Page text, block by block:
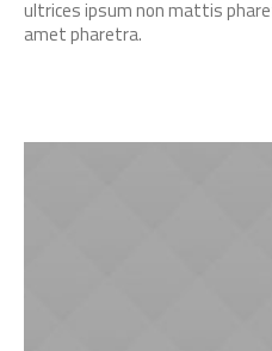
ultrices ipsum non mattis
amet pharetra.